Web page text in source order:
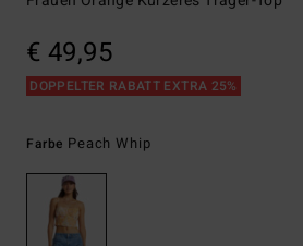
€ 49,95
DOPPELTER RABATT EXTRA 25%
Farbe Peach Whip